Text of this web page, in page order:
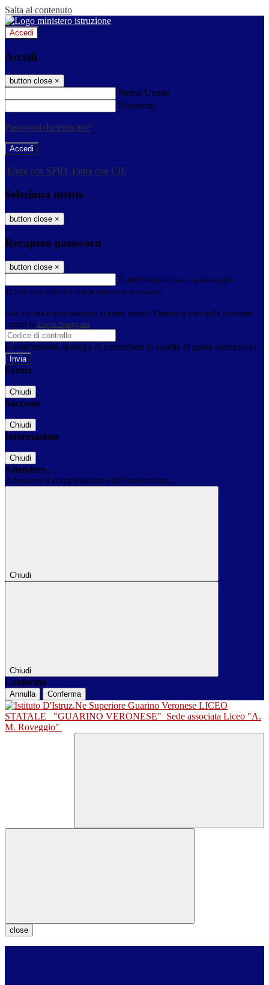
Salta al contenuto
Accedi
Accedi
button close ×
Nome Utente
Password
Password dimenticata?
-
Entra con SPID Entra con CIE
Seleziona utente
button close ×
Recupero password
button close ×
E-mail Verrà inviato un messaggio
all'indirizzo indicato con le istruzioni necessarie.
Non hai una e-mail associata al nome utente? Effettua il reset della password
tramite la Login Spaggiari
E-mail inviata, si prega di controllare la casella di posta elettronica!
Errore
Chiudi
Successo
Chiudi
Informazione
Chiudi
Attendere...
Attendere il completamento dell'operazione...
Chiudi
Chiudi
Conferma
Annulla Conferma
LICEO
STATALE
"GUARINO VERONESE" Sede associata Liceo "A.
M. Roveggio"
close